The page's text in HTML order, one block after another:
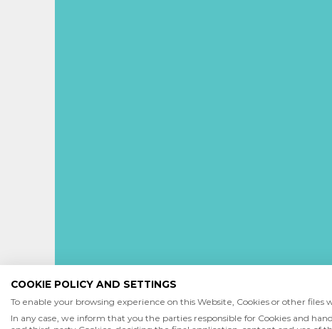
COOKIE POLICY AND SETTINGS
To enable your browsing experience on this Website, Cookies or other files
In any case, we inform that you the parties responsible for Cookies and